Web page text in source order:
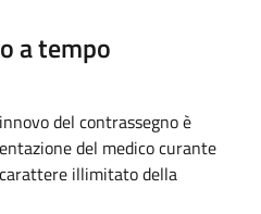
a tempo
del contrassegno è
del medico curante
illimitato della